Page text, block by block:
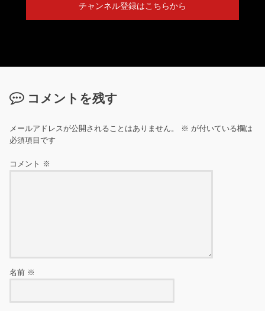
チャンネル登録はこちらから
コメントを残す
メールアドレスが公開されることはありません。 ※ が付いている欄は
必須項目です
コメント ※
名前 ※